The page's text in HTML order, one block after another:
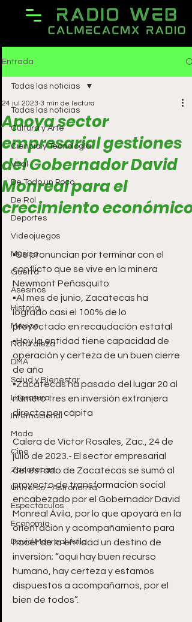
Entrada
Todas las noticias
Cultura y Arte
Ciencia y Tecnología
Viral
De Todo un Poco
De Rol
Deportes
Videojuegos
Música
Guerra
Asesinos
Historia
México
Naturaleza
DMA
Salud y Bienestar
Literatura
Internacional
Moda
Cine
Zacatecas
Universo - Astronomía
Espectáculos
Economía
David Monreal Ávila
Todas las noticias
Apoya sector
empresarial gestiones
del Gobernador David
Monreal para el
crecimiento económico
24 jul 2023 3 min de lectura
▪️Se pronuncian por terminar con el
conflicto que se vive en la minera
Newmont Peñasquito
▪️Al mes de junio, Zacatecas ha
logrado casi el 100% de lo
proyectado en recaudación estatal
▪️Hoy la entidad tiene capacidad de
operación y certeza de un buen cierre
de año
▪️Zacatecas ha pasado del lugar 20 al
número tres en inversión extranjera
directa per cápita
Calera de Víctor Rosales, Zac., 24 de
julio de 2023.- El sector empresarial
del estado de Zacatecas se sumó al
proyecto de transformación social
encabezado por el Gobernador David
Monreal Ávila, por lo que apoyará en la
orientación y acompañamiento para
hacer de la entidad un destino de
inversión; “aquí hay buen recurso
humano, hay certeza y estamos
dispuestos a acompañarnos, por el
bien de todos”.